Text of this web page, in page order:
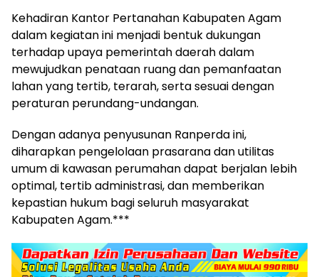
Kehadiran Kantor Pertanahan Kabupaten Agam
dalam kegiatan ini menjadi bentuk dukungan
terhadap upaya pemerintah daerah dalam
mewujudkan penataan ruang dan pemanfaatan
lahan yang tertib, terarah, serta sesuai dengan
peraturan perundang-undangan.
Dengan adanya penyusunan Ranperda ini,
diharapkan pengelolaan prasarana dan utilitas
umum di kawasan perumahan dapat berjalan lebih
optimal, tertib administrasi, dan memberikan
kepastian hukum bagi seluruh masyarakat
Kabupaten Agam.***